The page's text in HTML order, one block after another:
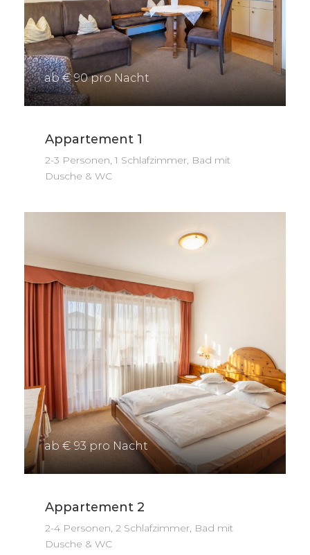
ab € 90 pro Nacht
Appartement 1
2-3 Personen, 1 Schlafzimmer, Bad mit
Dusche & WC
ab € 93 pro Nacht
Appartement 2
2-4 Personen, 2 Schlafzimmer, Bad mit
Dusche & WC